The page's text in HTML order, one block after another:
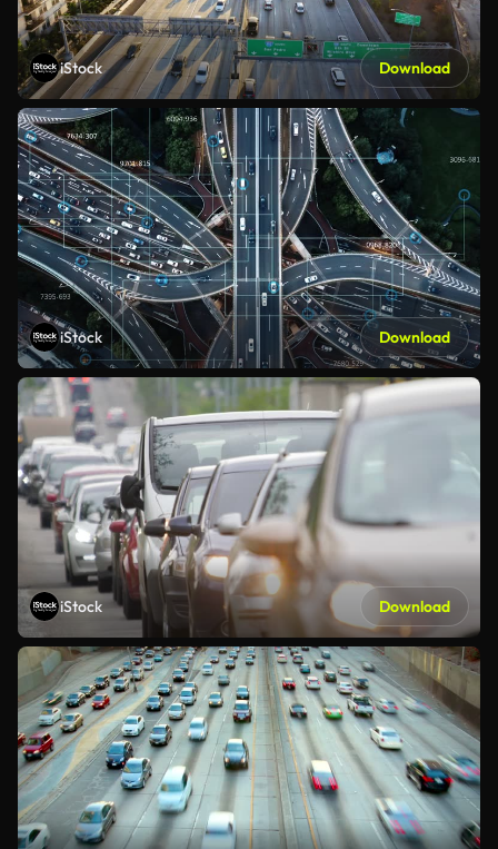
iStock Download
iStock Download
iStock Download